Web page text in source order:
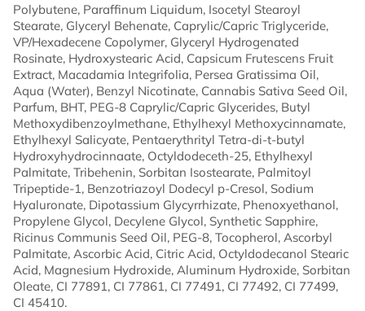
Polybutene, Paraffinum Liquidum, Isocetyl Stearoyl
Stearate, Glyceryl Behenate, Caprylic/Capric Triglyceride,
VP/Hexadecene Copolymer, Glyceryl Hydrogenated
Rosinate, Hydroxystearic Acid, Capsicum Frutescens Fruit
Extract, Macadamia Integrifolia, Persea Gratissima Oil,
Aqua (Water), Benzyl Nicotinate, Cannabis Sativa Seed Oil,
Parfum, BHT, PEG-8 Caprylic/Capric Glycerides, Butyl
Methoxydibenzoylmethane, Ethylhexyl Methoxycinnamate,
Ethylhexyl Salicyate, Pentaerythrityl Tetra-di-t-butyl
Hydroxyhydrocinnaate, Octyldodeceth-25, Ethylhexyl
Palmitate, Tribehenin, Sorbitan Isostearate, Palmitoyl
Tripeptide-1, Benzotriazoyl Dodecyl p-Cresol, Sodium
Hyaluronate, Dipotassium Glycyrrhizate, Phenoxyethanol,
Propylene Glycol, Decylene Glycol, Synthetic Sapphire,
Ricinus Communis Seed Oil, PEG-8, Tocopherol, Ascorbyl
Palmitate, Ascorbic Acid, Citric Acid, Octyldodecanol Stearic
Acid, Magnesium Hydroxide, Aluminum Hydroxide, Sorbitan
Oleate, CI 77891, CI 77861, CI 77491, CI 77492, CI 77499,
CI 45410.